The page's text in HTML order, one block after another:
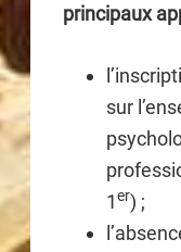
principaux
sur
1er) ;